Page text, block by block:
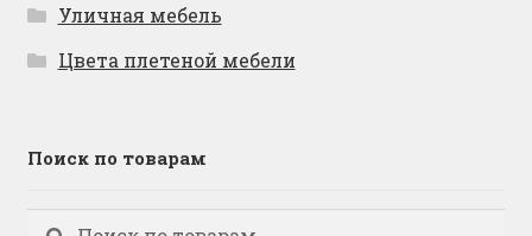
Уличная мебель
Цвета плетеной мебели
Поиск по товарам
Искать:
Поиск